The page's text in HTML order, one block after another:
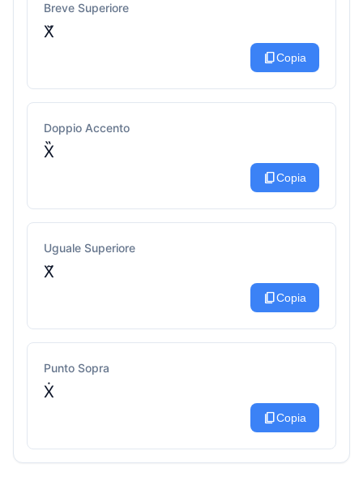
Breve Superiore
X̆
content_copyCopia
Doppio Accento
X̏
content_copyCopia
Uguale Superiore
X͂
content_copyCopia
Punto Sopra
Ẋ
content_copyCopia